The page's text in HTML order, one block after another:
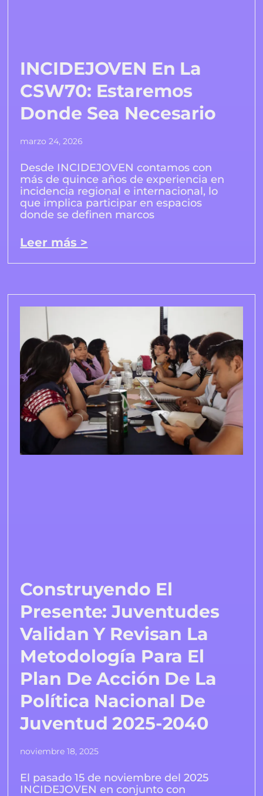
INCIDEJOVEN En La
CSW70: Estaremos
Donde Sea Necesario
marzo 24, 2026
Desde INCIDEJOVEN contamos con
más de quince años de experiencia en
incidencia regional e internacional, lo
que implica participar en espacios
donde se definen marcos
Leer más >
Construyendo El
Presente: Juventudes
Validan Y Revisan La
Metodología Para El
Plan De Acción De La
Política Nacional De
Juventud 2025-2040
noviembre 18, 2025
El pasado 15 de noviembre del 2025
INCIDEJOVEN en conjunto con